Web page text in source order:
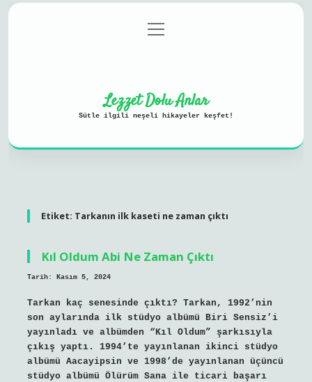
Gizlilik Politikası
menüyü
aç
Lezzet Dolu Anlar
Sütle ilgili neşeli hikayeler keşfet!
Etiket: Tarkanın ilk kaseti ne zaman çıktı
Kıl Oldum Abi Ne Zaman Çıktı
Tarih: Kasım 5, 2024
Tarkan kaç senesinde çıktı? Tarkan, 1992’nin
son aylarında ilk stüdyo albümü Biri Sensiz’i
yayınladı ve albümden “Kıl Oldum” şarkısıyla
çıkış yaptı. 1994’te yayınlanan ikinci stüdyo
albümü Aacayipsin ve 1998’de yayınlanan üçüncü
stüdyo albümü Ölürüm Sana ile ticari başarı